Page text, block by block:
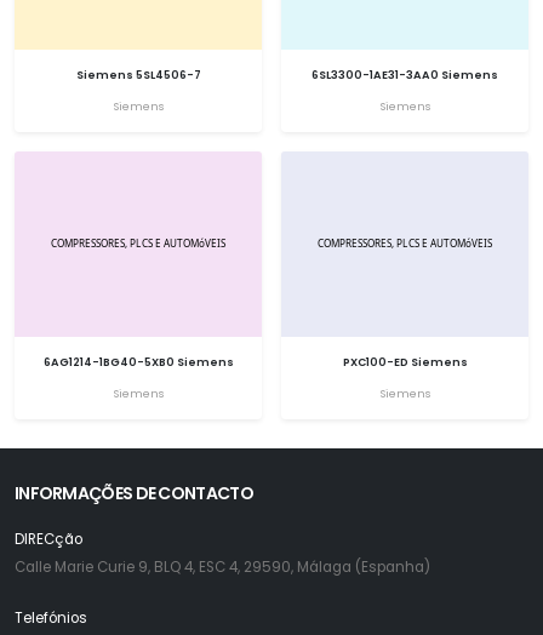
Siemens 5SL4506-7
Siemens
6SL3300-1AE31-3AA0 Siemens
Siemens
6AG1214-1BG40-5XB0 Siemens
Siemens
PXC100-ED Siemens
Siemens
INFORMAÇÕES DE CONTACTO
DIRECção
Calle Marie Curie 9, BLQ 4, ESC 4, 29590, Málaga (Espanha)
Telefónios